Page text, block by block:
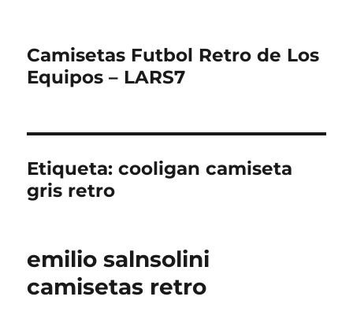
Camisetas Futbol Retro de Los
Equipos – LARS7
Etiqueta:cooligan camiseta
gris retro
emilio salnsolini
camisetas retro